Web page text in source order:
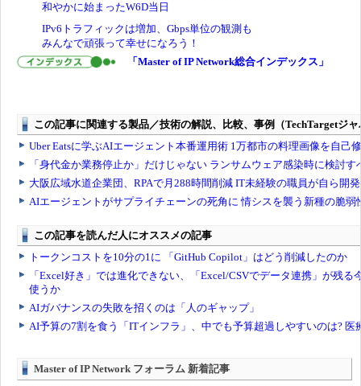
和やかに始まったW6D当日
IPv6トラフィックは増加、Gbps単位の観測も
みんなで頑張って幸せになろう！
「Master of IP Network総合インデックス」
Master of IP Network フォーラム 新着記事